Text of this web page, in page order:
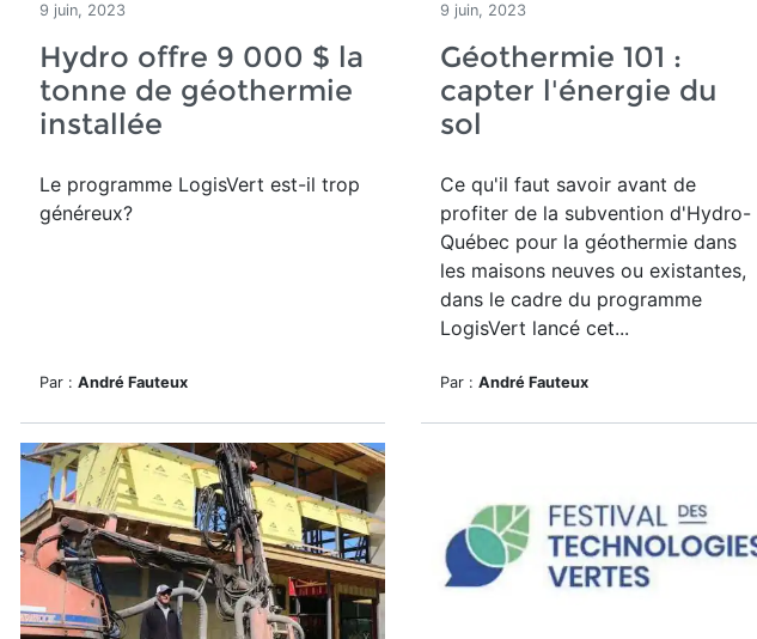
9 juin, 2023
Hydro offre 9 000 $ la
tonne de géothermie
installée
Le programme LogisVert est-il trop
généreux?
Par : André Fauteux
9 juin, 2023
Géothermie 101 :
capter l'énergie du
sol
Ce qu'il faut savoir avant de
profiter de la subvention d'Hydro-
Québec pour la géothermie dans
les maisons neuves ou existantes,
dans le cadre du programme
LogisVert lancé cet...
Par : André Fauteux